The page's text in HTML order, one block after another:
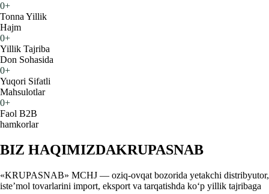
0+
Tonna Yillik
Hajm
0+
Yillik Tajriba
Don Sohasida
0+
Yuqori Sifatli
Mahsulotlar
0+
Faol B2B
hamkorlar
BIZ HAQIMIZDAKRUPASNAB
«KRUPASNAB» MCHJ — oziq-ovqat bozorida yetakchi distribyutor,
iste’mol tovarlarini import, eksport va tarqatishda ko‘p yillik tajribaga